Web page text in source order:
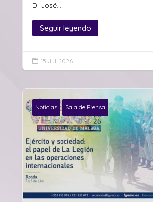
D. José...
Seguir leyendo
 15 Jul, 2026
Noticias Sala de Prensa